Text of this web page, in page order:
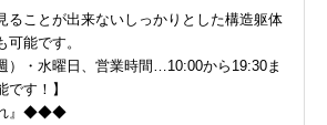
ることが出来ないしっかりとした構造躯体
能です。
）・水曜日、営業時間…10:00から19:30ま
す！】
』◆◆◆